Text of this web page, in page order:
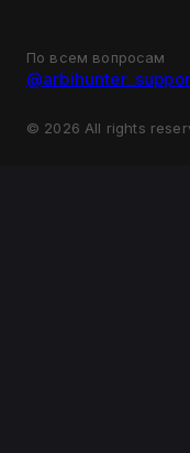
По всем вопросам
© 2026 All rights